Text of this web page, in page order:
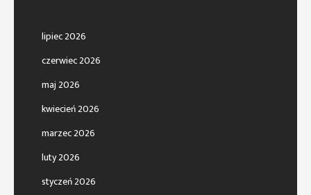
lipiec 2026
czerwiec 2026
maj 2026
kwiecień 2026
marzec 2026
luty 2026
styczeń 2026